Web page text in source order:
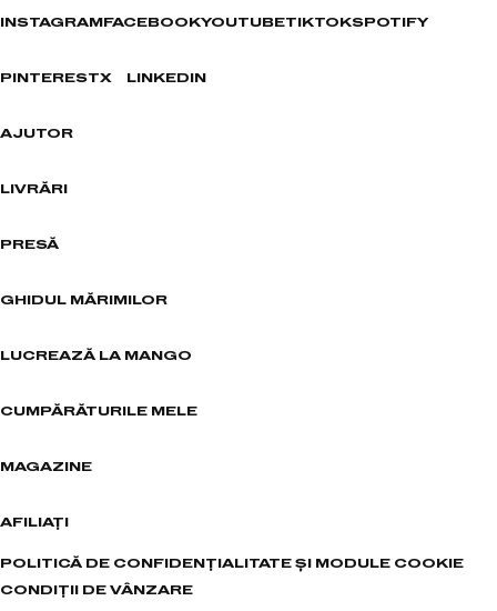
INSTAGRAM FACEBOOKYOUTUBETIKTOKSPOTIFY
PINTERESTX LINKEDIN
AJUTOR
LIVRĂRI
PRESĂ
GHIDUL MĂRIMILOR
LUCREAZĂ LA MANGO
CUMPĂRĂTURILE MELE
MAGAZINE
AFILIAȚI
POLITICĂ DE CONFIDENȚIALITATE ȘI MODULE COOKIE
CONDIȚII DE VÂNZARE